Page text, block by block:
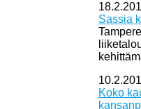
Sassia
Koko